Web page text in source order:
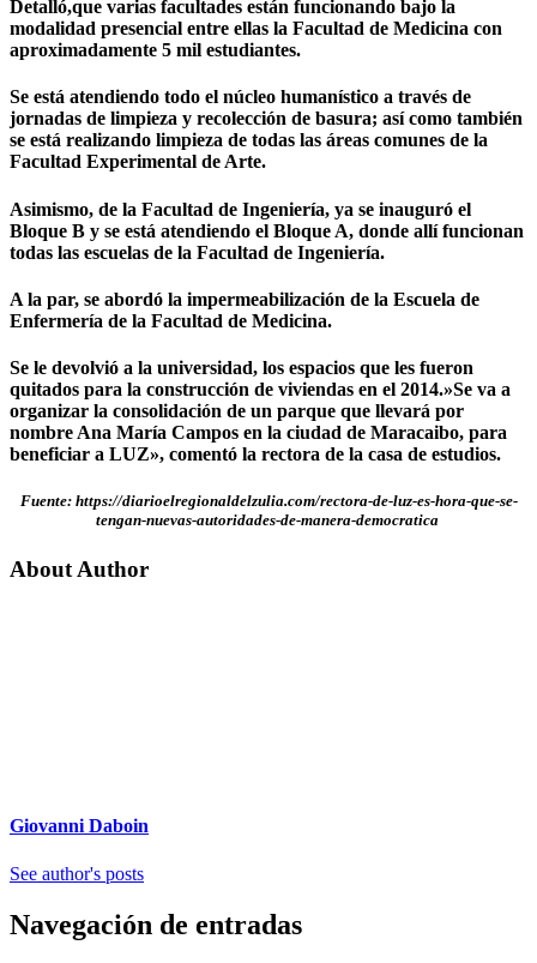
Detalló,que varias facultades están funcionando bajo la
modalidad presencial entre ellas la Facultad de Medicina con
aproximadamente 5 mil estudiantes.
Se está atendiendo todo el núcleo humanístico a través de
jornadas de limpieza y recolección de basura; así como también
se está realizando limpieza de todas las áreas comunes de la
Facultad Experimental de Arte.
Asimismo, de la Facultad de Ingeniería, ya se inauguró el
Bloque B y se está atendiendo el Bloque A, donde allí funcionan
todas las escuelas de la Facultad de Ingeniería.
A la par, se abordó la impermeabilización de la Escuela de
Enfermería de la Facultad de Medicina.
Se le devolvió a la universidad, los espacios que les fueron
quitados para la construcción de viviendas en el 2014.»Se va a
organizar la consolidación de un parque que llevará por
nombre Ana María Campos en la ciudad de Maracaibo, para
beneficiar a LUZ», comentó la rectora de la casa de estudios.
Fuente: https://diarioelregionaldelzulia.com/rectora-de-luz-es-hora-que-se-
tengan-nuevas-autoridades-de-manera-democratica
About Author
Giovanni Daboin
See author's posts
Navegación de entradas